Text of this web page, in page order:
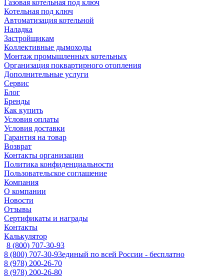
Газовая котельная под ключ
Котельная под ключ
Автоматизация котельной
Наладка
Застройщикам
Коллективные дымоходы
Монтаж промышленных котельных
Организация поквартирного отопления
Дополнительные услуги
Сервис
Блог
Бренды
Как купить
Условия оплаты
Условия доставки
Гарантия на товар
Возврат
Контакты организации
Политика конфиденциальности
Пользовательское соглашение
Компания
О компании
Новости
Отзывы
Сертификаты и награды
Контакты
Калькулятор
8 (800) 707-30-93
8 (800) 707-30-93единый по всей России - бесплатно
8 (978) 200-26-70
8 (978) 200-26-80